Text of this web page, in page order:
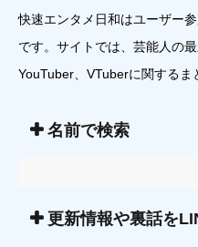
快速エンタメ日和はユーザー
です。サイトでは、芸能人の
YouTuber、VTuberに関するま
名前で検索
更新情報や裏話を